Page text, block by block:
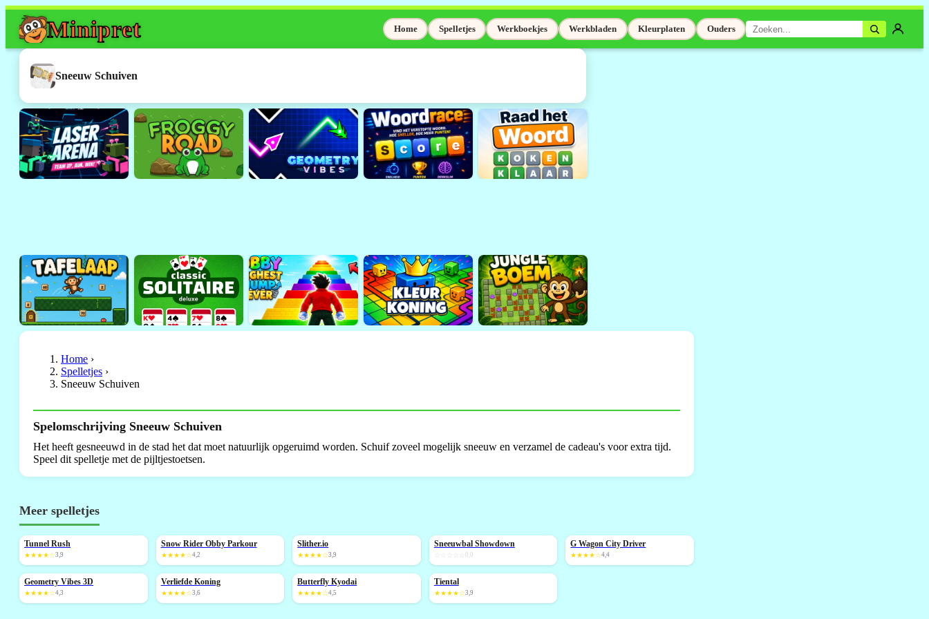
Minipret Home Spelletjes Werkboekjes Werkbladen Kleurplaten Ouders
Dit spel werkt helaas niet meer
Sneeuw Schuiven
Home ›
Spelletjes ›
Sneeuw Schuiven
Spelomschrijving Sneeuw Schuiven
Het heeft gesneeuwd in de stad het dat moet natuurlijk opgeruimd worden. Schuif zoveel mogelijk sneeuw en verzamel de cadeau's voor extra tijd.
Speel dit spelletje met de pijltjestoetsen.
Meer spelletjes
NIEUW
Tunnel Rush
★★★★☆3,9
NIEUW
Snow Rider Obby Parkour
★★★★☆4,2
Slither.io
★★★★☆3,9
NIEUW
Sneeuwbal Showdown
0,0
NIEUW
G Wagon City Driver
★★★★☆4,4
NIEUW
Geometry Vibes 3D
★★★★☆4,3
Verliefde Koning
★★★★☆3,6
NIEUW
Butterfly Kyodai
★★★★☆4,5
NIEUW
Tiental
★★★★☆3,9